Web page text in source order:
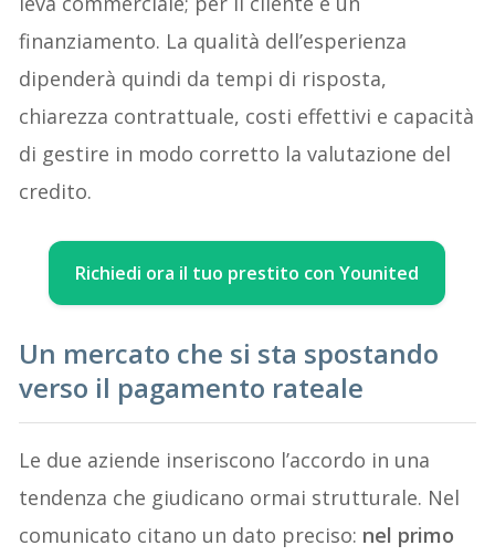
finanziamento. La qualità dell’esperienza
dipenderà quindi da tempi di risposta,
chiarezza contrattuale, costi effettivi e capacità
di gestire in modo corretto la valutazione del
credito.
Richiedi ora il tuo prestito con Younited
Un mercato che si sta spostando
verso il pagamento rateale
Le due aziende inseriscono l’accordo in una
tendenza che giudicano ormai strutturale. Nel
comunicato citano un dato preciso: nel primo